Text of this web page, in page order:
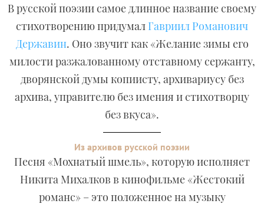
В русской поэзии самое длинное название своему
стихотворению придумал Гавриил Романович
Державин. Оно звучит как «Желание зимы его
милости разжалованному отставному сержанту,
дворянской думы копиисту, архивариусу без
архива, управителю без имения и стихотворцу
без вкуса».
Из архивов русской поэзии
Песня «Мохнатый шмель», которую исполняет
Никита Михалков в кинофильме «Жестокий
романс» – это положенное на музыку